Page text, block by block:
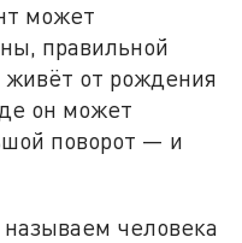
может
правильной
живёт от рождения
он может
поворот — и
человека